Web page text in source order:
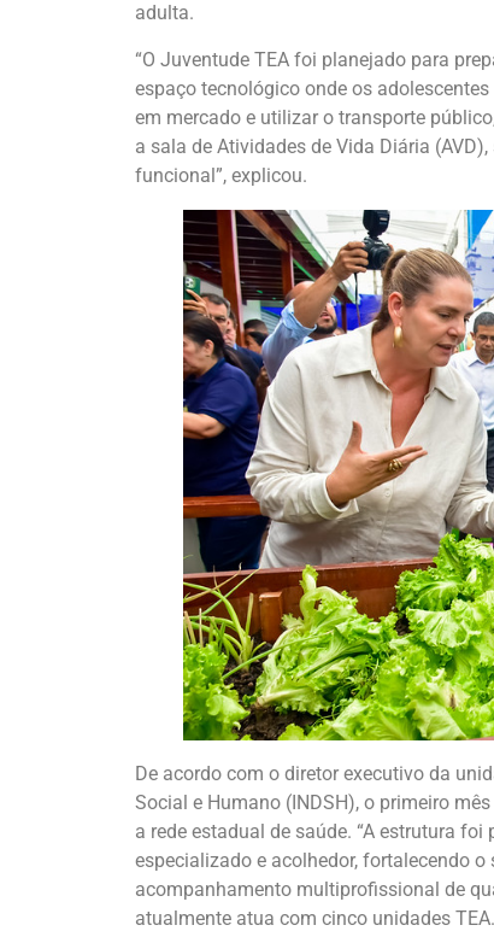
adulta.
“O Juventude TEA foi planejado para
espaço tecnológico onde os
em mercado e utilizar o transporte
a sala de Atividades de Vida Diária
funcional”, explicou.
De acordo com o diretor executivo da
Social e Humano (INDSH), o primeiro
a rede estadual de saúde. “A estrutura
especializado e acolhedor, fortalecendo
acompanhamento multiprofissional de
atualmente atua com cinco unidades